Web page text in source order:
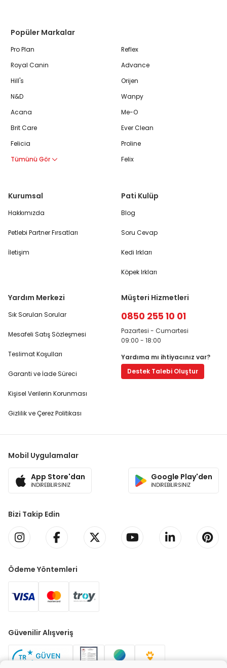
Popüler Markalar
Pro Plan
Royal Canin
Hill's
N&D
Acana
Brit Care
Felicia
Tümünü Gör
Reflex
Advance
Orijen
Wanpy
Me-O
Ever Clean
Proline
Felix
Kurumsal
Hakkımızda
Petlebi Partner Fırsatları
İletişim
Pati Kulüp
Blog
Soru Cevap
Kedi Irkları
Köpek Irkları
Yardım Merkezi
Sık Sorulan Sorular
Mesafeli Satış Sözleşmesi
Teslimat Koşulları
Garanti ve İade Süreci
Kişisel Verilerin Korunması
Gizlilik ve Çerez Politikası
Müşteri Hizmetleri
0850 255 10 01
Pazartesi - Cumartesi
09:00 - 18:00
Yardıma mı ihtiyacınız var?
Destek Talebi Oluştur
Mobil Uygulamalar
App Store'dan
İNDİREBİLİRSİNİZ
Google Play'den
İNDİREBİLİRSİNİZ
Bizi Takip Edin
Ödeme Yöntemleri
Güvenilir Alışveriş